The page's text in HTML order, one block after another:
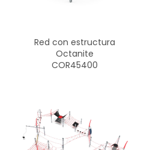
Red con estructura
Octanite
COR45400